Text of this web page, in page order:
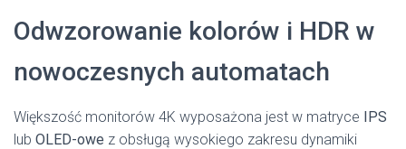
Odwzorowanie kolorów i HDR w
nowoczesnych automatach
Większość monitorów 4K wyposażona jest w matryce IPS
lub OLED-owe z obsługą wysokiego zakresu dynamiki